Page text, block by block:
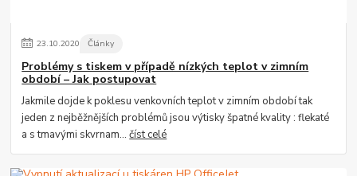
23.10.2020 Články
Problémy s tiskem v případě nízkých teplot v zimním
období – Jak postupovat
Jakmile dojde k poklesu venkovních teplot v zimním období tak
jeden z nejběžnějších problémů jsou výtisky špatné kvality : flekaté
a s tmavými skvrnam...číst celé